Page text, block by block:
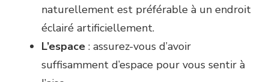
naturellement est préférable à un endroit
éclairé artificiellement.
L’espace : assurez-vous d’avoir
suffisamment d’espace pour vous sentir à